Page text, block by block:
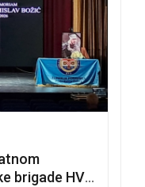
brigade HVO